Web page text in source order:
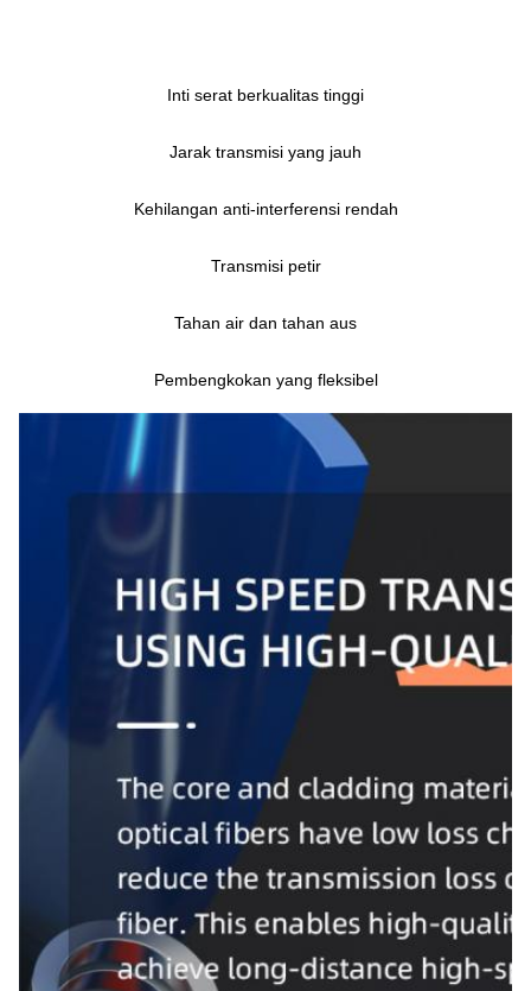
Inti serat berkualitas tinggi
Jarak transmisi yang jauh
Kehilangan anti-interferensi rendah
Transmisi petir
Tahan air dan tahan aus
Pembengkokan yang fleksibel